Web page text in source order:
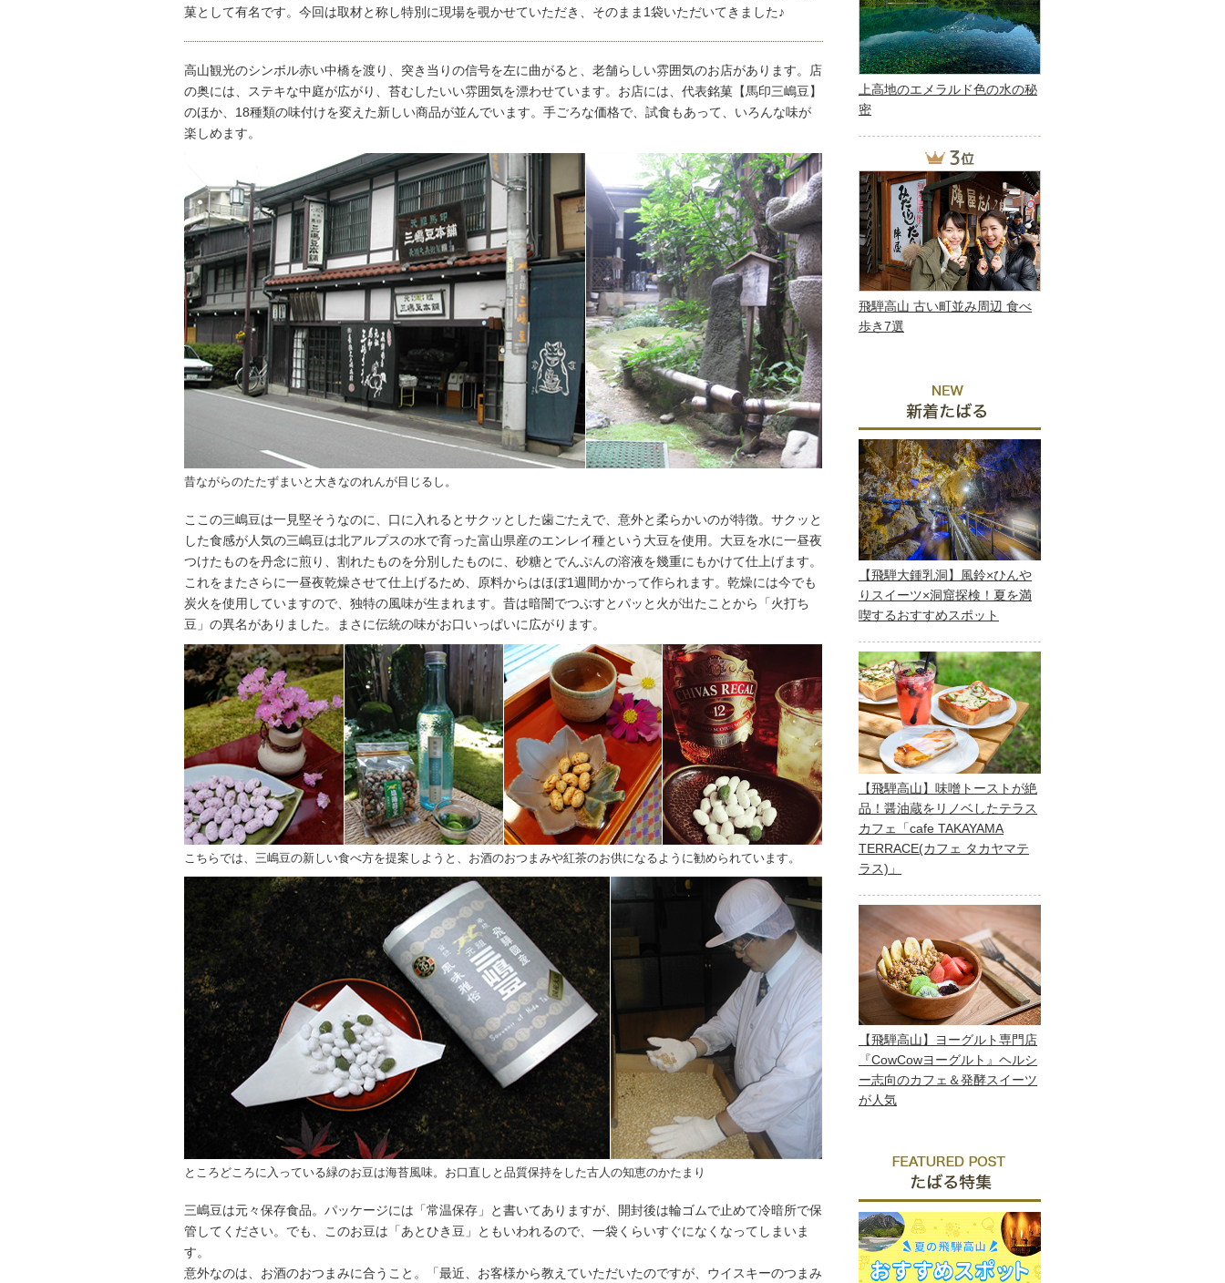
菓として有名です。今回は取材と称し特別に現場を覗かせていただき、そのまま1袋いただいてきました♪
高山観光のシンボル赤い中橋を渡り、突き当りの信号を左に曲がると、老舗らしい雰囲気のお店があります。店
の奥には、ステキな中庭が広がり、苔むしたいい雰囲気を漂わせています。お店には、代表銘菓【馬印三嶋豆】
のほか、18種類の味付けを変えた新しい商品が並んでいます。手ごろな価格で、試食もあって、いろんな味が
楽しめます。
昔ながらのたたずまいと大きなのれんが目じるし。
ここの三嶋豆は一見堅そうなのに、口に入れるとサクッとした歯ごたえで、意外と柔らかいのが特徴。サクッと
した食感が人気の三嶋豆は北アルプスの水で育った富山県産のエンレイ種という大豆を使用。大豆を水に一昼夜
つけたものを丹念に煎り、割れたものを分別したものに、砂糖とでんぷんの溶液を幾重にもかけて仕上げます。
これをまたさらに一昼夜乾燥させて仕上げるため、原料からはほぼ1週間かかって作られます。乾燥には今でも
炭火を使用していますので、独特の風味が生まれます。昔は暗闇でつぶすとパッと火が出たことから「火打ち
豆」の異名がありました。まさに伝統の味がお口いっぱいに広がります。
こちらでは、三嶋豆の新しい食べ方を提案しようと、お酒のおつまみや紅茶のお供になるように勧められています。
ところどころに入っている緑のお豆は海苔風味。お口直しと品質保持をした古人の知恵のかたまり
三嶋豆は元々保存食品。パッケージには「常温保存」と書いてありますが、開封後は輪ゴムで止めて冷暗所で保
管してください。でも、このお豆は「あとひき豆」ともいわれるので、一袋くらいすぐになくなってしまいま
す。
意外なのは、お酒のおつまみに合うこと。「最近、お客様から教えていただいたのですが、ウイスキーのつまみ
上高地のエメラルド色の水の秘
密
飛騨高山 古い町並み周辺 食べ
歩き7選
【飛騨大鍾乳洞】風鈴×ひんや
りスイーツ×洞窟探検！夏を満
喫するおすすめスポット
【飛騨高山】味噌トーストが絶
品！醤油蔵をリノベしたテラス
カフェ「cafe TAKAYAMA
TERRACE(カフェ タカヤマテ
ラス)」
【飛騨高山】ヨーグルト専門店
『CowCowヨーグルト』ヘルシ
ー志向のカフェ＆発酵スイーツ
が人気